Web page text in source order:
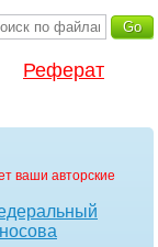
Реферат
ваши авторские